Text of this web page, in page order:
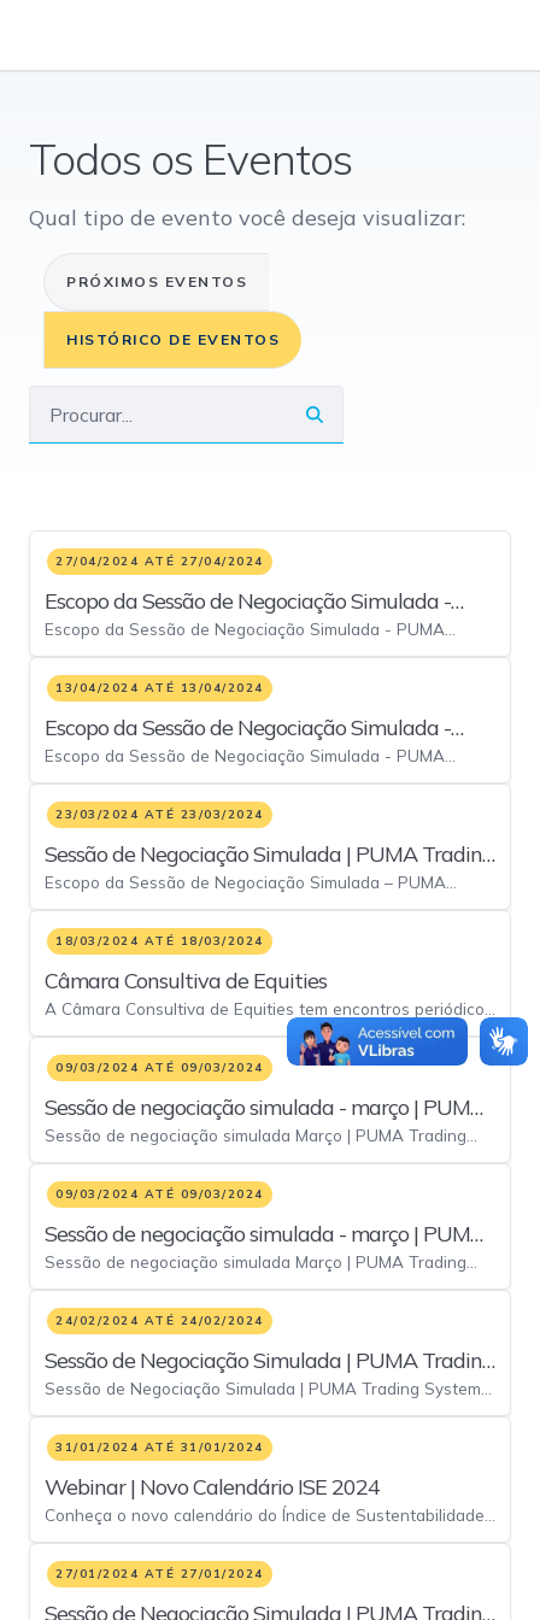
Todos os Eventos
Qual tipo de evento você deseja visualizar:
PRÓXIMOS EVENTOS
HISTÓRICO DE EVENTOS
27/04/2024 ATÉ 27/04/2024
Escopo da Sessão de Negociação Simulada -
PUMA Trading System
Escopo da Sessão de Negociação Simulada - PUMA
Trading System
13/04/2024 ATÉ 13/04/2024
Escopo da Sessão de Negociação Simulada -
PUMA Trading System
Escopo da Sessão de Negociação Simulada - PUMA
Trading System
23/03/2024 ATÉ 23/03/2024
Sessão de Negociação Simulada | PUMA Trading
System
Escopo da Sessão de Negociação Simulada – PUMA
Trading System
18/03/2024 ATÉ 18/03/2024
Câmara Consultiva de Equities
A Câmara Consultiva de Equities tem encontros periódicos
em reuniões colegiadas lideradas pela B3 e conta com
representantes de diversas instituições.
09/03/2024 ATÉ 09/03/2024
Sessão de negociação simulada - março | PUMA
Trading System
Sessão de negociação simulada Março | PUMA Trading
System
09/03/2024 ATÉ 09/03/2024
Sessão de negociação simulada - março | PUMA
Trading System
Sessão de negociação simulada Março | PUMA Trading
System
24/02/2024 ATÉ 24/02/2024
Sessão de Negociação Simulada | PUMA Trading
System - Fevereiro
Sessão de Negociação Simulada | PUMA Trading System -
Fevereiro
31/01/2024 ATÉ 31/01/2024
Webinar | Novo Calendário ISE 2024
Conheça o novo calendário do Índice de Sustentabilidade
Empresarial da B3
27/01/2024 ATÉ 27/01/2024
Sessão de Negociação Simulada | PUMA Trading